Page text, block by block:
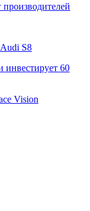
S8
инвестирует 60
Vision